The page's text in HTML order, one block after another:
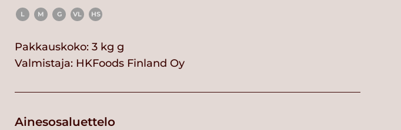
L M G VL HS
Pakkauskoko: 3 kg g
Valmistaja: HKFoods Finland Oy
Ainesosaluettelo